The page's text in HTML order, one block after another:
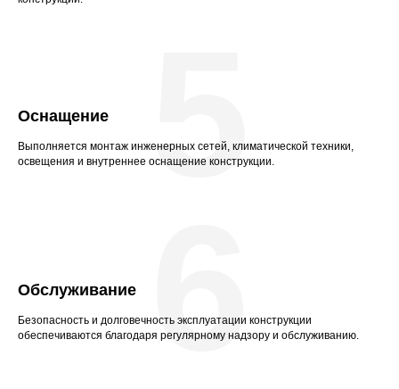
Оснащение
Выполняется монтаж инженерных сетей, климатической техники,
освещения и внутреннее оснащение конструкции.
5
Обслуживание
Безопасность и долговечность эксплуатации конструкции
обеспечиваются благодаря регулярному надзору и обслуживанию.
6